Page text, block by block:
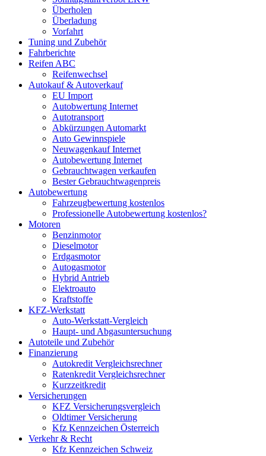
Überholen
Überladung
Vorfahrt
Tuning und Zubehör
Fahrberichte
Reifen ABC
Reifenwechsel
Autokauf & Autoverkauf
EU Import
Autobwertung Internet
Autotransport
Abkürzungen Automarkt
Auto Gewinnspiele
Neuwagenkauf Internet
Autobewertung Internet
Gebrauchtwagen verkaufen
Bester Gebrauchtwagenpreis
Autobewertung
Fahrzeugbewertung kostenlos
Professionelle Autobewertung kostenlos?
Motoren
Benzinmotor
Dieselmotor
Erdgasmotor
Autogasmotor
Hybrid Antrieb
Elektroauto
Kraftstoffe
KFZ-Werkstatt
Auto-Werkstatt-Vergleich
Haupt- und Abgasuntersuchung
Autoteile und Zubehör
Finanzierung
Autokredit Vergleichsrechner
Ratenkredit Vergleichsrechner
Kurzzeitkredit
Versicherungen
KFZ Versicherungsvergleich
Oldtimer Versicherung
Kfz Kennzeichen Österreich
Verkehr & Recht
Kfz Kennzeichen Schweiz